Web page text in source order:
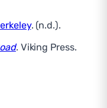
. (n.d.).
. Viking Press.